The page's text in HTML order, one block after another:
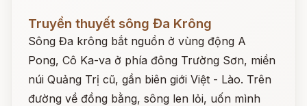
Đọc ngay
Truyền thuyết sông Đa Krông
Sông Đa krông bắt nguồn ở vùng động A
Pong, Cô Ka-va ở phía đông Trường Sơn, miền
núi Quảng Trị cũ, gần biên giới Việt - Lào. Trên
đường về đồng bằng, sông len lỏi, uốn mình